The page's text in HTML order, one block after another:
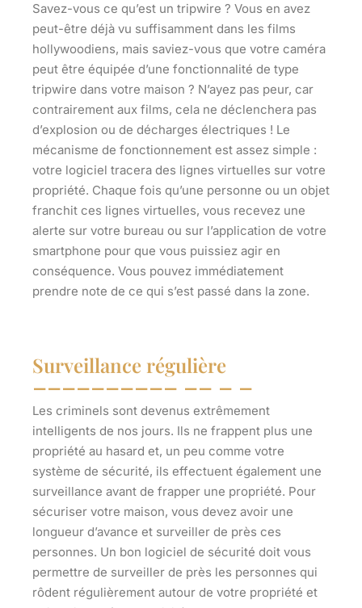
Savez-vous ce qu’est un tripwire ? Vous en avez
peut-être déjà vu suffisamment dans les films
hollywoodiens, mais saviez-vous que votre caméra
peut être équipée d’une fonctionnalité de type
tripwire dans votre maison ? N’ayez pas peur, car
contrairement aux films, cela ne déclenchera pas
d’explosion ou de décharges électriques ! Le
mécanisme de fonctionnement est assez simple :
votre logiciel tracera des lignes virtuelles sur votre
propriété. Chaque fois qu’une personne ou un objet
franchit ces lignes virtuelles, vous recevez une
alerte sur votre bureau ou sur l’application de votre
smartphone pour que vous puissiez agir en
conséquence. Vous pouvez immédiatement
prendre note de ce qui s’est passé dans la zone.
Surveillance régulière
Les criminels sont devenus extrêmement
intelligents de nos jours. Ils ne frappent plus une
propriété au hasard et, un peu comme votre
système de sécurité, ils effectuent également une
surveillance avant de frapper une propriété. Pour
sécuriser votre maison, vous devez avoir une
longueur d’avance et surveiller de près ces
personnes. Un bon logiciel de sécurité doit vous
permettre de surveiller de près les personnes qui
rôdent régulièrement autour de votre propriété et